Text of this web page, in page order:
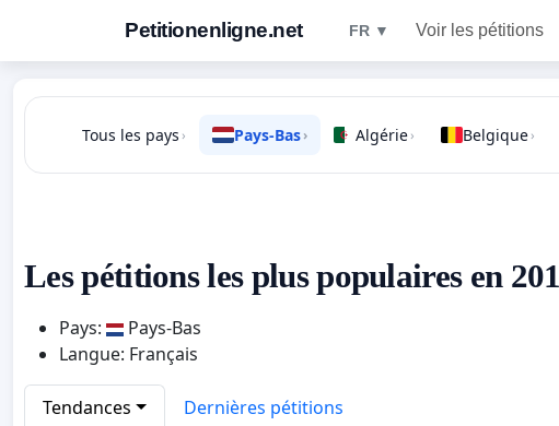
Petitionenligne.net FR ▼ Voir les pétitions
Tous les pays › Pays-Bas› Algérie› Belgique›
Les pétitions les plus populaires en
Pays:
Pays-Bas
Langue: Français
Tendances Dernières pétitions